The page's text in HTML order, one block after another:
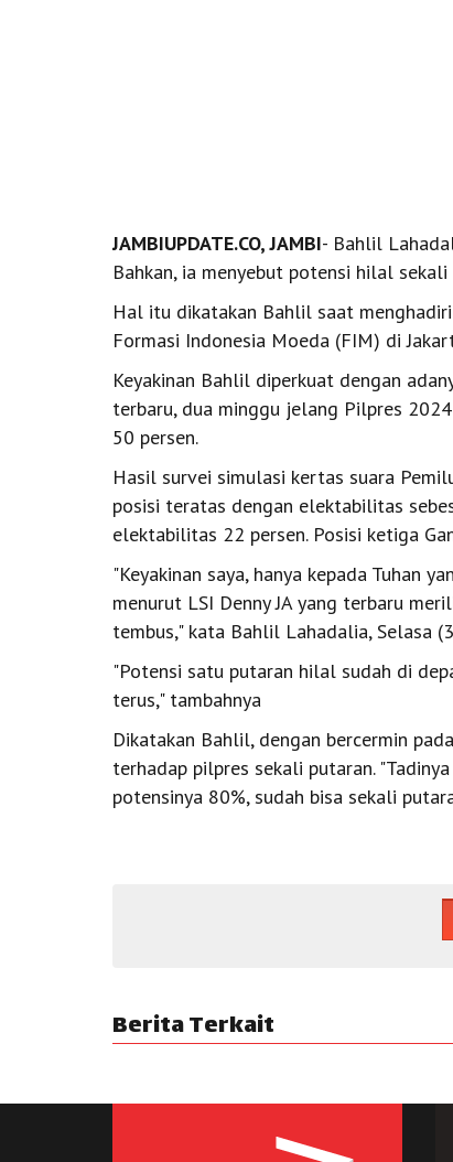
JAMBIUPDATE.CO, JAMBI- Bahlil
Bahkan, ia menyebut potensi hilal
Hal itu dikatakan Bahlil saat
Formasi Indonesia Moeda (FIM) di
Keyakinan Bahlil diperkuat dengan
terbaru, dua minggu jelang Pilpres
50 persen.
Hasil survei simulasi kertas suara
posisi teratas dengan elektabilitas
elektabilitas 22 persen. Posisi ketiga
"Keyakinan saya, hanya kepada Tuhan
menurut LSI Denny JA yang terbaru
tembus," kata Bahlil Lahadalia, Selasa
"Potensi satu putaran hilal sudah di
terus," tambahnya
Dikatakan Bahlil, dengan bercermin
terhadap pilpres sekali putaran.
potensinya 80%, sudah bisa sekali
Berita Terkait